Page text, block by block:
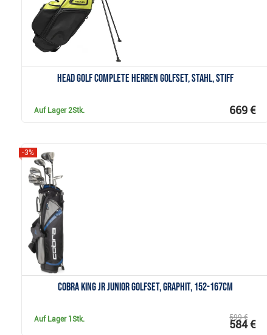
Head Golf Complete Herren Golfset, Stahl, Stiff
Auf Lager 2Stk. 669 €
Cobra KING JR Junior Golfset, Graphit, 152-167cm
-3%
Auf Lager 1Stk. 599 €
584 €